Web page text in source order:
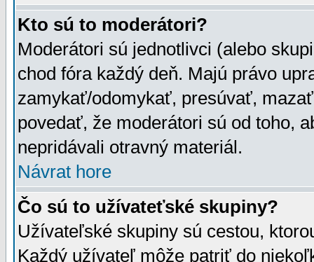
Kto sú to moderátori?
Moderátori sú jednotlivci (alebo
chod fóra každý deň. Majú právo
zamykať/odomykať, presúvať,
povedať, že moderátori sú od toho,
nepridávali otravný materiál.
Návrat hore
Čo sú to užívateťské skupiny?
Užívateľské skupiny sú cestou,
Každý užívateľ môže patriť do